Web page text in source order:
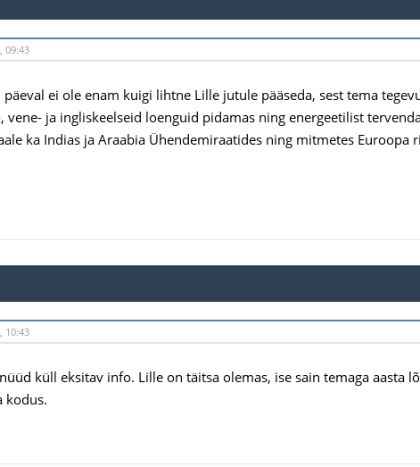
09:43
päeval ei ole enam kuigi lihtne Lille jutule pääseda, sest tema
vene- ja ingliskeelseid loenguid pidamas ning energeetilist
ka Indias ja Araabia Ühendemiraatides ning mitmetes Euroopa
10:43
küll eksitav info. Lille on täitsa olemas, ise sain temaga aasta
kodus.